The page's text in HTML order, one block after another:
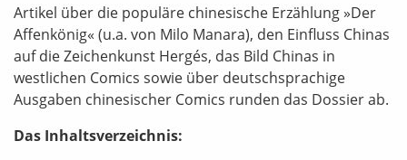
Artikel über die populäre chinesische Erzählung »Der
Affenkönig« (u.a. von Milo Manara), den Einfluss Chinas
auf die Zeichenkunst Hergés, das Bild Chinas in
westlichen Comics sowie über deutschsprachige
Ausgaben chinesischer Comics runden das Dossier ab.
Das Inhaltsverzeichnis: